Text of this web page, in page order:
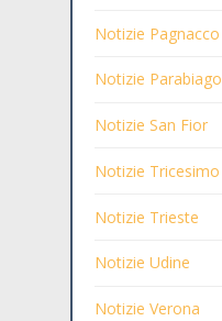
Notizie Pagnacco
Notizie Parabiago
Notizie San Fior
Notizie Tricesimo
Notizie Trieste
Notizie Udine
Notizie Verona